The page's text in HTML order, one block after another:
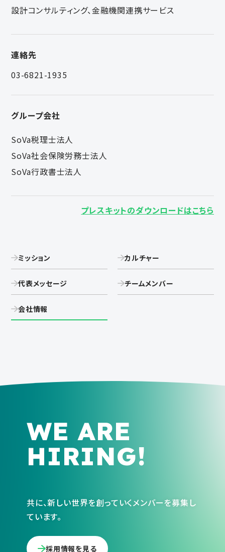
設計コンサルティング、金融機関連携サービス
連絡先
03-6821-1935
グループ会社
SoVa税理士法人
SoVa社会保険労務士法人
SoVa行政書士法人
プレスキットのダウンロードはこちら
ミッション カルチャー
代表メッセージ チームメンバー
会社情報
WE ARE
HIRING!
共に、新しい世界を創っていくメンバーを募集し
ています。
採用情報を見る